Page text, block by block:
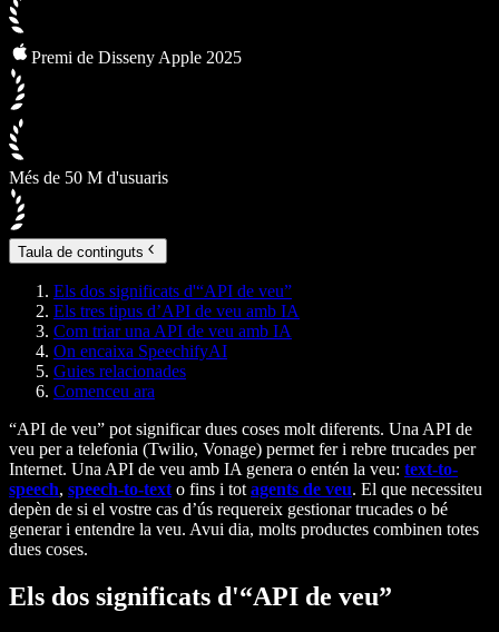
Premi de Disseny Apple 2025
Més de 50 M d'usuaris
Taula de continguts
Els dos significats d'“API de veu”
Els tres tipus d’API de veu amb IA
Com triar una API de veu amb IA
On encaixa SpeechifyAI
Guies relacionades
Comenceu ara
“API de veu” pot significar dues coses molt diferents. Una API de
veu per a telefonia (Twilio, Vonage) permet fer i rebre trucades per
Internet. Una API de veu amb IA genera o entén la veu: text-to-
speech, speech-to-text o fins i tot agents de veu. El que necessiteu
depèn de si el vostre cas d’ús requereix gestionar trucades o bé
generar i entendre la veu. Avui dia, molts productes combinen totes
dues coses.
Els dos significats d'“API de veu”